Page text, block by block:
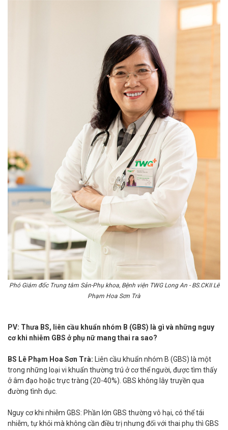
Phó Giám đốc Trung tâm Sản-Phụ khoa, Bệnh viện TWG Long An - BS.CKII Lê
Phạm Hoa Sơn Trà
PV: Thưa BS, liên cầu khuẩn nhóm B (GBS) là gì và những nguy
cơ khi nhiễm GBS ở phụ nữ mang thai ra sao?
BS Lê Phạm Hoa Sơn Trà: Liên cầu khuẩn nhóm B (GBS) là một
trong những loại vi khuẩn thường trú ở cơ thể người, được tìm thấy
ở âm đạo hoặc trực tràng (20-40%). GBS không lây truyền qua
đường tình dục.
Nguy cơ khi nhiễm GBS: Phần lớn GBS thường vô hại, có thể tái
nhiễm, tự khỏi mà không cần điều trị nhưng đối với thai phụ thì GBS